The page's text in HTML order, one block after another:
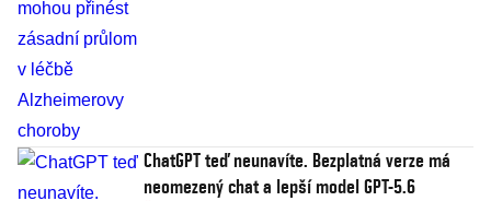
ChatGPT teď neunavíte. Bezplatná verze má
neomezený chat a lepší model GPT-5.6